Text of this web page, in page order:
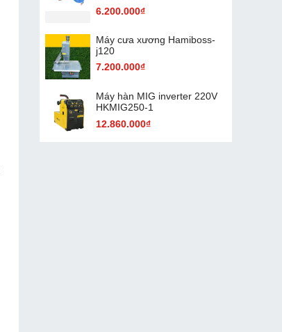
6.200.000₫
Máy cưa xương Hamiboss-
j120
7.200.000₫
Máy hàn MIG inverter 220V
HKMIG250-1
12.860.000₫